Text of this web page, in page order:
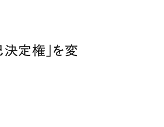
定権」を変